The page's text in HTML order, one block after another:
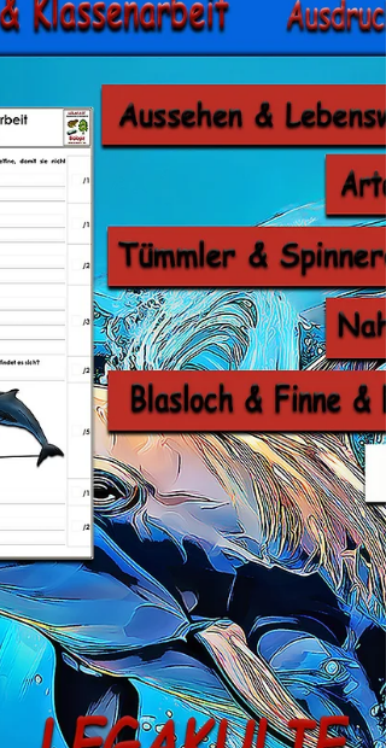
Perfekte Vorbereitung für die nächste
Prüfung. 2,10 € für 14 Seiten.